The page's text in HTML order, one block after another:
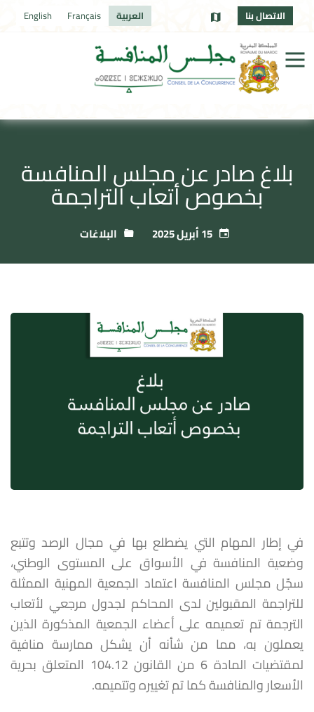
الاتصال بنا العربية Français
English
بلاغ صادر عن مجلس المنافسة
بخصوص أتعاب التراجمة
البلاغات
في إطار المهام التي يضطلع بها في مجال الرصد وتتبع
وضعية المنافسة في الأسواق على المستوى الوطني،
سجّل مجلس المنافسة اعتماد الجمعية المهنية الممثلة
للتراجمة المقبولين لدى المحاكم لجدول مرجعي لأتعاب
الترجمة تم تعميمه على أعضاء الجمعية المذكورة الذين
يعملون به، مما من شأنه أن يشكل ممارسة منافية
لمقتضيات المادة 6 من القانون 104.12 المتعلق بحرية
الأسعار والمنافسة كما تم تغييره وتتميمه.